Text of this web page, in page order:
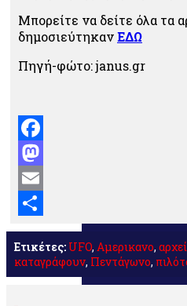
Μπορείτε να δείτε όλα τα
δημοσιεύτηκανΕΔΩ
Πηγή-φώτο: janus.gr
Facebook
Mastodon
Email
Μοιραστείτε
Ετικέτες: UFO, Αμερικανο,
καταγράφουν, Πεντάγωνο,